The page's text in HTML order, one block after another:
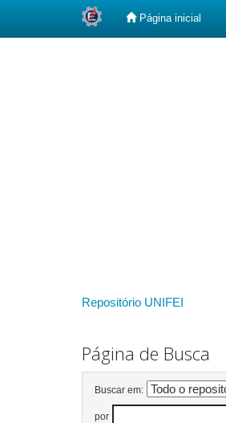
Página inicial
Repositório UNIFEI
Página de Busca
Buscar em:
por